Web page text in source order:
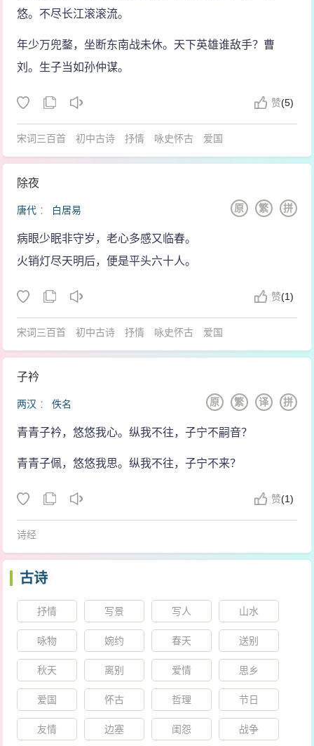
悠。不尽长江滚滚流。
年少万兜鍪，坐断东南战未休。天下英雄谁敌手？曹
刘。生子当如孙仲谋。
赞(5)
宋词三百首 初中古诗 抒情 咏史怀古 爱国
除夜
唐代 ： 白居易 拼
繁
原
病眼少眠非守岁，老心多感又临春。
火销灯尽天明后，便是平头六十人。
赞(1)
宋词三百首 初中古诗 抒情 咏史怀古 爱国
子衿
两汉 ：佚名 拼
译
繁
原
青青子衿，悠悠我心。纵我不往，子宁不嗣音？
青青子佩，悠悠我思。纵我不往，子宁不来？
赞(1)
诗经
古诗
抒情 写景 写人 山水
咏物 婉约 春天 送别
秋天 离别 爱情 思乡
爱国 怀古 哲理 节日
友情 边塞 闺怨 战争